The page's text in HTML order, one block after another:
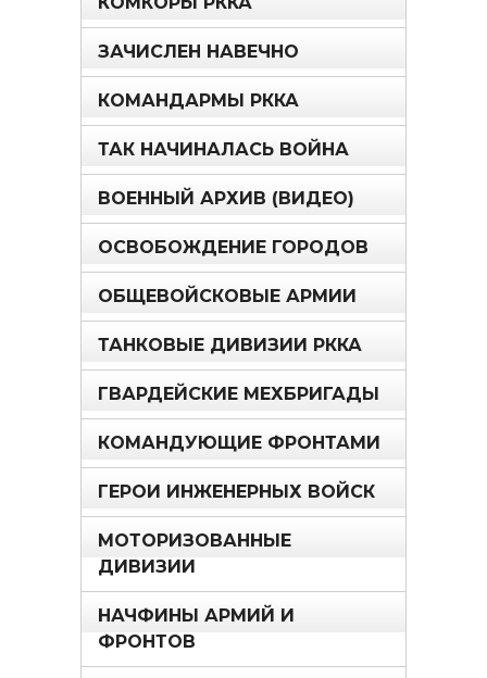
ЗАЧИСЛЕН НАВЕЧНО
КОМАНДАРМЫ РККА
ТАК НАЧИНАЛАСЬ ВОЙНА
ВОЕННЫЙ АРХИВ (ВИДЕО)
ОСВОБОЖДЕНИЕ ГОРОДОВ
ОБЩЕВОЙСКОВЫЕ АРМИИ
ТАНКОВЫЕ ДИВИЗИИ РККА
ГВАРДЕЙСКИЕ МЕХБРИГАДЫ
КОМАНДУЮЩИЕ ФРОНТАМИ
ГЕРОИ ИНЖЕНЕРНЫХ ВОЙСК
МОТОРИЗОВАННЫЕ
ДИВИЗИИ
НАЧФИНЫ АРМИЙ И
ФРОНТОВ